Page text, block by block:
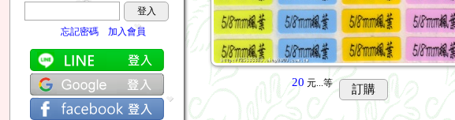
登入
忘記密碼
加入會員
20 元...等 訂購